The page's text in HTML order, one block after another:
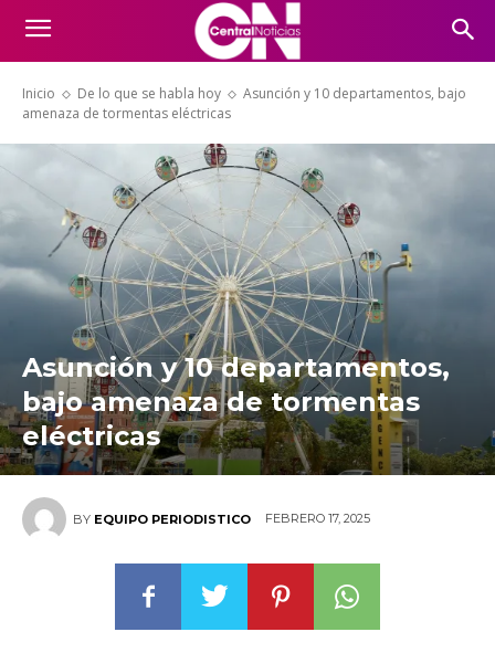
Inicio De lo que se habla hoy
Asunción y 10 departamentos, bajo
amenaza de tormentas eléctricas
Asunción y 10 departamentos,
bajo amenaza de tormentas
eléctricas
BY EQUIPO PERIODISTICO FEBRERO 17, 2025